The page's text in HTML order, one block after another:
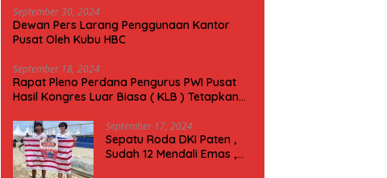
September 30, 2024
Dewan Pers Larang Penggunaan Kantor
Pusat Oleh Kubu HBC
September 18, 2024
Rapat Pleno Perdana Pengurus PWI Pusat
Hasil Kongres Luar Biasa ( KLB ) Tetapkan
September 17, 2024
Sepatu Roda DKI Paten ,
Sudah 12 Mendali Emas ,